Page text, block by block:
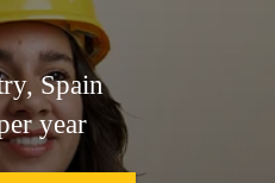
Spain
year